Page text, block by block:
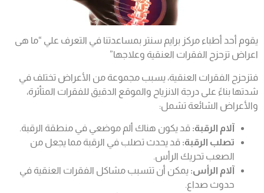
يقوم أحد أطباء مركز برايم سنتر بمساعدتنا في التعرف علي “ما هى
اعراض تزحزح الفقرات العنقية وعلاجها”
فتزحزح الفقرات العنقية، يسبب مجموعة من الأعراض تختلف في
شدتها بناءً على درجة الانزياح والموقع الدقيق للفقرات المتأثرة،
والأعراض الشائعة تشمل:
آلام الرقبة: قد يكون هناك ألم موضعي في منطقة الرقبة.
تصلب الرقبة: قد يحدث تصلب في الرقبة مما يجعل من
الصعب تحريك الرأس.
آلام الرأس: يمكن أن تتسبب مشاكل الفقرات العنقية في
حدوث صداع.